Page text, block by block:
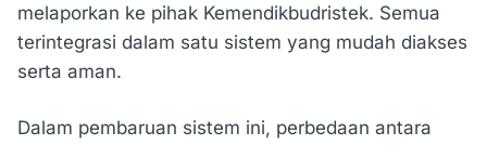
melaporkan ke pihak Kemendikbudristek. Semua
terintegrasi dalam satu sistem yang mudah diakses
serta aman.
Dalam pembaruan sistem ini, perbedaan antara